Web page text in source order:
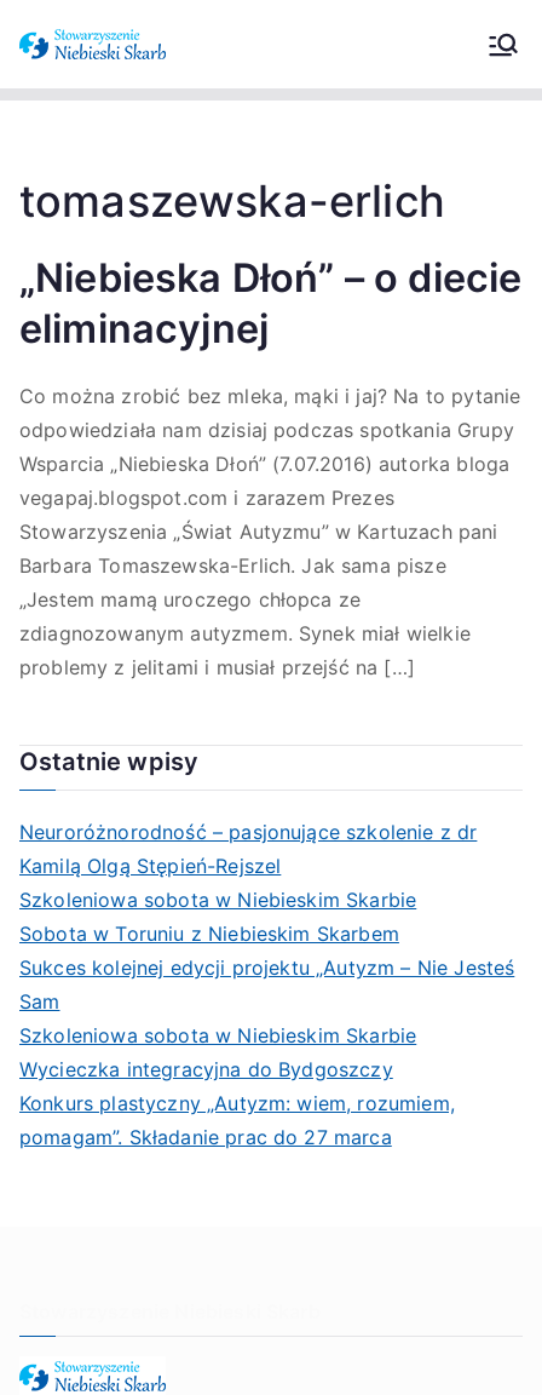
Stowarzyszeni
Skarb –
Zaburzenia ze
spektrum
autyzmu
Wspieramy osoby z zaburzeniami ze
spektrum autyzmu oraz ich
tomaszewska-erlich
„Niebieska Dłoń” – o diecie
eliminacyjnej
Co można zrobić bez mleka, mąki i jaj? Na to pytanie
odpowiedziała nam dzisiaj podczas spotkania Grupy
Wsparcia „Niebieska Dłoń” (7.07.2016) autorka bloga
vegapaj.blogspot.com i zarazem Prezes
Stowarzyszenia „Świat Autyzmu” w Kartuzach pani
Barbara Tomaszewska-Erlich. Jak sama pisze
„Jestem mamą uroczego chłopca ze
zdiagnozowanym autyzmem. Synek miał wielkie
problemy z jelitami i musiał przejść na […]
Ostatnie wpisy
Neuroróżnorodność – pasjonujące szkolenie z dr
Kamilą Olgą Stępień-Rejszel
Szkoleniowa sobota w Niebieskim Skarbie
Sobota w Toruniu z Niebieskim Skarbem
Sukces kolejnej edycji projektu „Autyzm – Nie Jesteś
Sam
Szkoleniowa sobota w Niebieskim Skarbie
Wycieczka integracyjna do Bydgoszczy
Konkurs plastyczny „Autyzm: wiem, rozumiem,
pomagam”. Składanie prac do 27 marca